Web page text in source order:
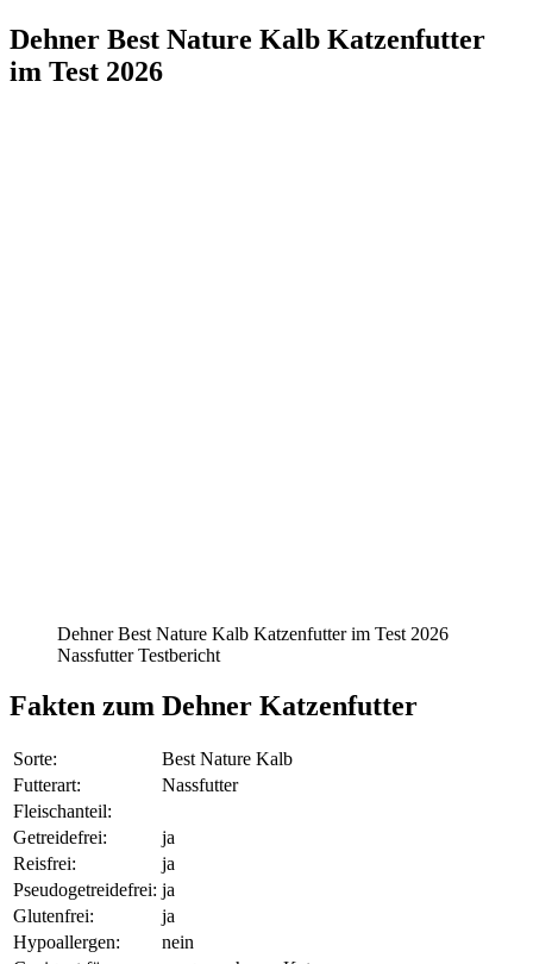
Dehner Best Nature Kalb Katzenfutter
im Test 2026
Dehner Best Nature Kalb Katzenfutter im Test 2026
Nassfutter Testbericht
Fakten zum Dehner Katzenfutter
Sorte:
Best Nature Kalb
Futterart:
Nassfutter
Fleischanteil:
Getreidefrei:
ja
Reisfrei:
ja
Pseudogetreidefrei: ja
Glutenfrei:
ja
Hypoallergen:
nein